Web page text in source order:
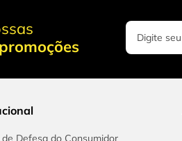
de Defesa do Consumidor